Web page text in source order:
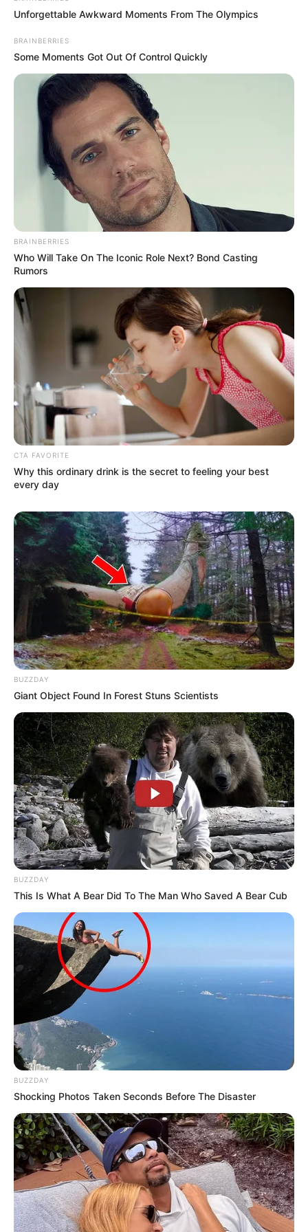
O rapper Chamillionaire é um grande fã do lendário astro do
basquete. Tanto que comprou uma camisa de Jordan em um leilão
beneficente. Mas aparentemente MJ se recusou a autografá-la e
até mesmo a tirar uma foto com o fã.
Tobey Maguire
© Shutterstock
O icônico intérprete do Homem-Aranha foi eleito pela revista
Autograph Collector como a pior pessoa para dar autógrafo de
Hollywood!
Russell Crowe
© Shutterstock
ao público que estava tentando bater palmas que, se não
Megan Fox
© Shutterstock
Já houve várias reclamações de fãs acerca da atriz Megan Fox.
Aparentemente, alguns membros da equipe de produção de
'Transformers' também não são seus maiores fãs...
Justin Bieber
© Shutterstock
Unforgettable Awkward Moments From The Olympics
BRAINBERRIES
Some Moments Got Out Of Control Quickly
BRAINBERRIES
Who Will Take On The Iconic Role Next? Bond Casting
Rumors
CTA FAVORITE
Why this ordinary drink is the secret to feeling your best
every day
BUZZDAY
Giant Object Found In Forest Stuns Scientists
BUZZDAY
This Is What A Bear Did To The Man Who Saved A Bear Cub
BUZZDAY
Shocking Photos Taken Seconds Before The Disaster